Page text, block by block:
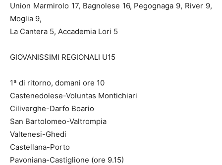
Union Marmirolo 17, Bagnolese 16, Pegognaga 9, River 9,
Moglia 9,
La Cantera 5, Accademia Lori 5
GIOVANISSIMI REGIONALI U15
1ª di ritorno, domani ore 10
Castenedolese-Voluntas Montichiari
Ciliverghe-Darfo Boario
San Bartolomeo-Valtrompia
Valtenesi-Ghedi
Castellana-Porto
Pavoniana-Castiglione (ore 9.15)